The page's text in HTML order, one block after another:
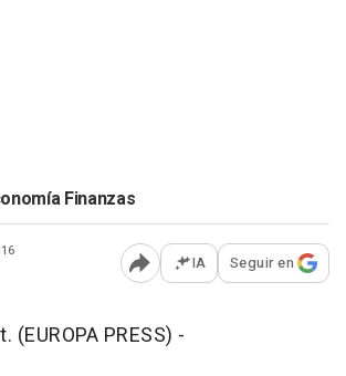
Finanzas
Abrir opciones para
IA Seguir en
(EUROPA PRESS) -